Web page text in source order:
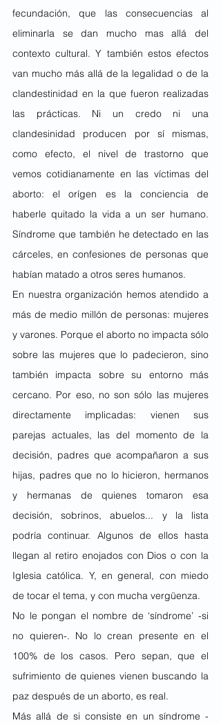
fecundación, que las consecuencias al
eliminarla se dan mucho mas allá del
contexto cultural. Y también estos efectos
van mucho más allá de la legalidad o de la
clandestinidad en la que fueron realizadas
las prácticas. Ni un credo ni una
clandesinidad producen por sí mismas,
como efecto, el nivel de trastorno que
vemos cotidianamente en las víctimas del
aborto: el orígen es la conciencia de
haberle quitado la vida a un ser humano.
Síndrome que también he detectado en las
cárceles, en confesiones de personas que
habían matado a otros seres humanos.
En nuestra organización hemos atendido a
más de medio millón de personas: mujeres
y varones. Porque el aborto no impacta sólo
sobre las mujeres que lo padecieron, sino
también impacta sobre su entorno más
cercano. Por eso, no son sólo las mujeres
directamente implicadas: vienen sus
parejas actuales, las del momento de la
decisión, padres que acompañaron a sus
hijas, padres que no lo hicieron, hermanos
y hermanas de quienes tomaron esa
decisión, sobrinos, abuelos... y la lista
podría continuar. Algunos de ellos hasta
llegan al retiro enojados con Dios o con la
Iglesia católica. Y, en general, con miedo
de tocar el tema, y con mucha vergüenza.
No le pongan el nombre de ‘síndrome’ -si
no quieren-. No lo crean presente en el
100% de los casos. Pero sepan, que el
sufrimiento de quienes vienen buscando la
paz después de un aborto, es real.
Más allá de si consiste en un síndrome -